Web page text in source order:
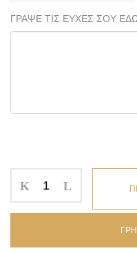
ΓΡΑΨΕ ΤΙΣ ΕΥΧΕΣ ΣΟΥ